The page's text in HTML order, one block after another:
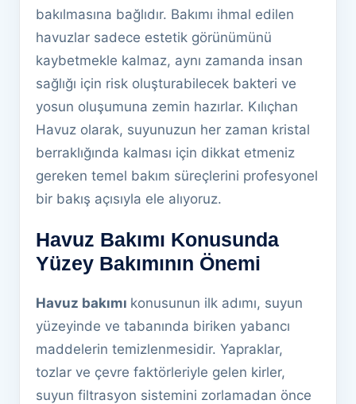
bakılmasına bağlıdır. Bakımı ihmal edilen
havuzlar sadece estetik görünümünü
kaybetmekle kalmaz, aynı zamanda insan
sağlığı için risk oluşturabilecek bakteri ve
yosun oluşumuna zemin hazırlar. Kılıçhan
Havuz olarak, suyunuzun her zaman kristal
berraklığında kalması için dikkat etmeniz
gereken temel bakım süreçlerini profesyonel
bir bakış açısıyla ele alıyoruz.
Havuz Bakımı Konusunda
Yüzey Bakımının Önemi
Havuz bakımı konusunun ilk adımı, suyun
yüzeyinde ve tabanında biriken yabancı
maddelerin temizlenmesidir. Yapraklar,
tozlar ve çevre faktörleriyle gelen kirler,
suyun filtrasyon sistemini zorlamadan önce